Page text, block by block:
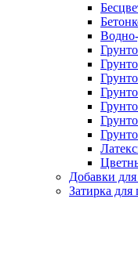
Добавки
Затирка для